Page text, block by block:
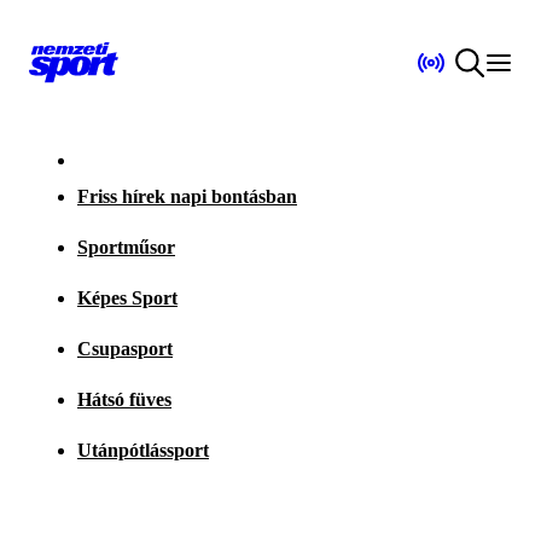
Friss hírek napi bontásban
Sportműsor
Képes Sport
Csupasport
Hátsó füves
Utánpótlássport